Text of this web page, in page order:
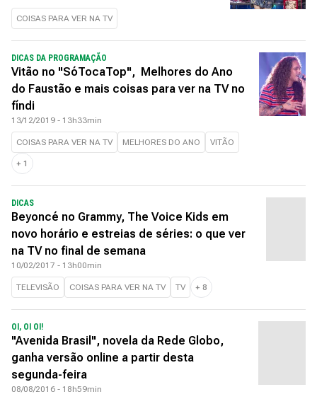
COISAS PARA VER NA TV
DICAS DA PROGRAMAÇÃO
Vitão no "SóTocaTop", Melhores do Ano
do Faustão e mais coisas para ver na TV no
fíndi
13/12/2019 - 13h33min
COISAS PARA VER NA TV MELHORES DO ANO VITÃO
+ 1
DICAS
Beyoncé no Grammy, The Voice Kids em
novo horário e estreias de séries: o que ver
na TV no final de semana
10/02/2017 - 13h00min
TELEVISÃO COISAS PARA VER NA TV TV + 8
OI, OI OI!
"Avenida Brasil", novela da Rede Globo,
ganha versão online a partir desta
segunda-feira
08/08/2016 - 18h59min